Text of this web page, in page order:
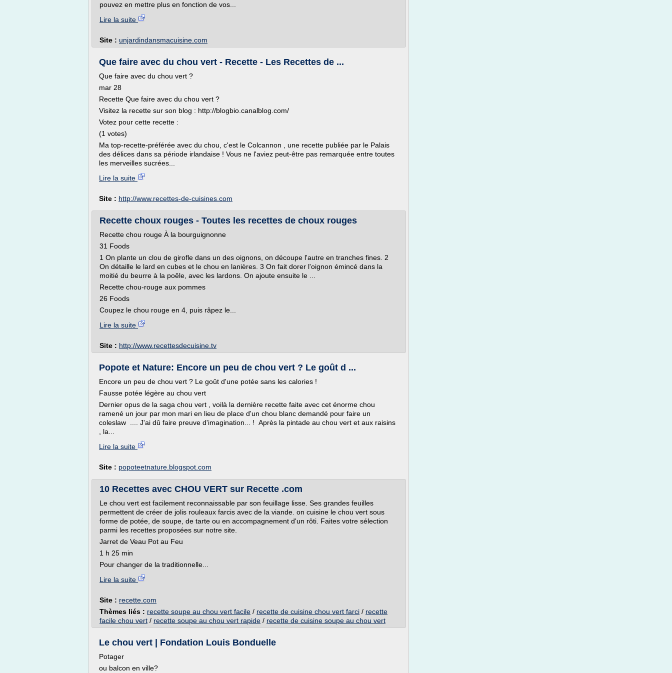
pouvez en mettre plus en fonction de vos...
Lire la suite
Site : unjardindansmacuisine.com
Que faire avec du chou vert - Recette - Les Recettes de ...
Que faire avec du chou vert ?
mar 28
Recette Que faire avec du chou vert ?
Visitez la recette sur son blog : http://blogbio.canalblog.com/
Votez pour cette recette :
(1 votes)
Ma top-recette-préférée avec du chou, c'est le Colcannon , une recette publiée par le Palais
des délices dans sa période irlandaise ! Vous ne l'aviez peut-être pas remarquée entre toutes
les merveilles sucrées...
Lire la suite
Site : http://www.recettes-de-cuisines.com
Recette choux rouges - Toutes les recettes de choux rouges
Recette chou rouge À la bourguignonne
31 Foods
1 On plante un clou de girofle dans un des oignons, on découpe l'autre en tranches fines. 2
On détaille le lard en cubes et le chou en lanières. 3 On fait dorer l'oignon émincé dans la
moitié du beurre à la poêle, avec les lardons. On ajoute ensuite le ...
Recette chou-rouge aux pommes
26 Foods
Coupez le chou rouge en 4, puis râpez le...
Lire la suite
Site : http://www.recettesdecuisine.tv
Popote et Nature: Encore un peu de chou vert ? Le goût d ...
Encore un peu de chou vert ? Le goût d'une potée sans les calories !
Fausse potée légère au chou vert
Dernier opus de la saga chou vert , voilà la dernière recette faite avec cet énorme chou
ramené un jour par mon mari en lieu de place d'un chou blanc demandé pour faire un
coleslaw .... J'ai dû faire preuve d'imagination... ! Après la pintade au chou vert et aux raisins
, la...
Lire la suite
Site : popoteetnature.blogspot.com
10 Recettes avec CHOU VERT sur Recette .com
Le chou vert est facilement reconnaissable par son feuillage lisse. Ses grandes feuilles
permettent de créer de jolis rouleaux farcis avec de la viande. on cuisine le chou vert sous
forme de potée, de soupe, de tarte ou en accompagnement d'un rôti. Faites votre sélection
parmi les recettes proposées sur notre site.
Jarret de Veau Pot au Feu
1 h 25 min
Pour changer de la traditionnelle...
Lire la suite
Site : recette.com
Thèmes liés : recette soupe au chou vert facile / recette de cuisine chou vert farci / recette
facile chou vert / recette soupe au chou vert rapide / recette de cuisine soupe au chou vert
Le chou vert | Fondation Louis Bonduelle
Potager
ou balcon en ville?